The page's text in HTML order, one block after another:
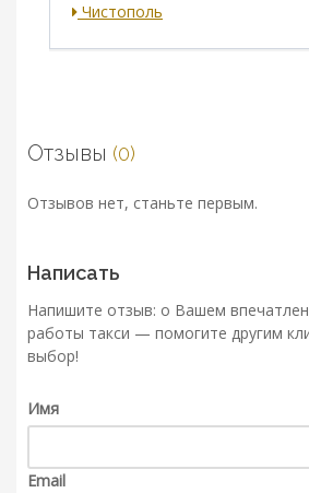
Чистополь
Отзывы (0)
Отзывов нет, станьте первым.
Написать
Напишите отзыв: о Вашем
работы такси — помогите другим
выбор!
Имя
Email